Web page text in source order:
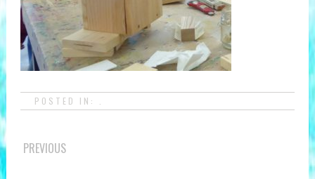
POSTED IN: .
POST
PREVIOUS